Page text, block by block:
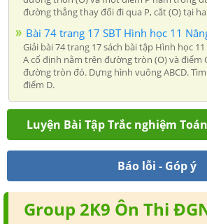
đường thẳng thay đổi đi qua P, cắt (O) tại
Bài 74 trang 17 SBT Hình học 11
Giải bài 74 trang 17 sách bài tập Hình học
A cố định nằm trên đường tròn (O) và điểm
đường tròn đó. Dựng hình vuông ABCD.
điểm D.
Luyện Bài Tập Trắc nghiệm
Báo lỗi - Góp ý
Group 2K9 Ôn Thi